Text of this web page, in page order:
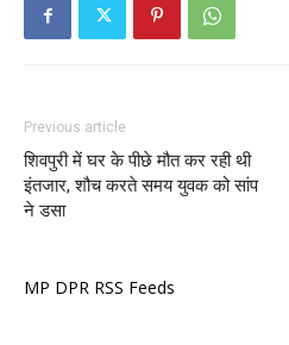
Previous article
शिवपुरी में घर के पीछे मौत कर रही थी
इंतजार, शौच करते समय युवक को सांप
ने डसा
MP DPR RSS Feeds